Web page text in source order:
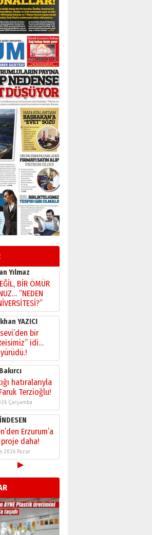
Erzurum’a
daha!
2026 Pazar
köşe taşları
Pazartesi
ERKON’da
taşırken,
aşağı
bir şehir, bir
kimin
Yılmaz
BİR ÖMÜR
“NEDEN
2026 Salı
YAZICI
bir
idi…
Perşembe
hatıralarıyla
Terzioğlu!
Çarşamba
Erzurum’a
daha!
2026 Pazar
köşe taşları
Pazartesi
ERKON’da
▶